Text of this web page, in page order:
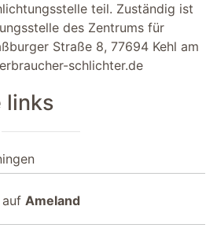
teil. Zuständig ist
des Zentrums für
Straße 8, 77694 Kehl am
schlichter.de
links
auf Ameland